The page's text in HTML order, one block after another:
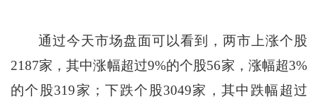
通过今天市场盘面可以看到，两市上涨个股
2187家，其中涨幅超过9%的个股56家，涨幅超3%
的个股319家；下跌个股3049家，其中跌幅超过